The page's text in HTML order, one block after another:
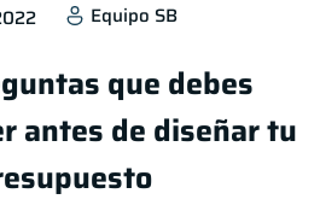
Equipo SB
que debes
antes de diseñar tu